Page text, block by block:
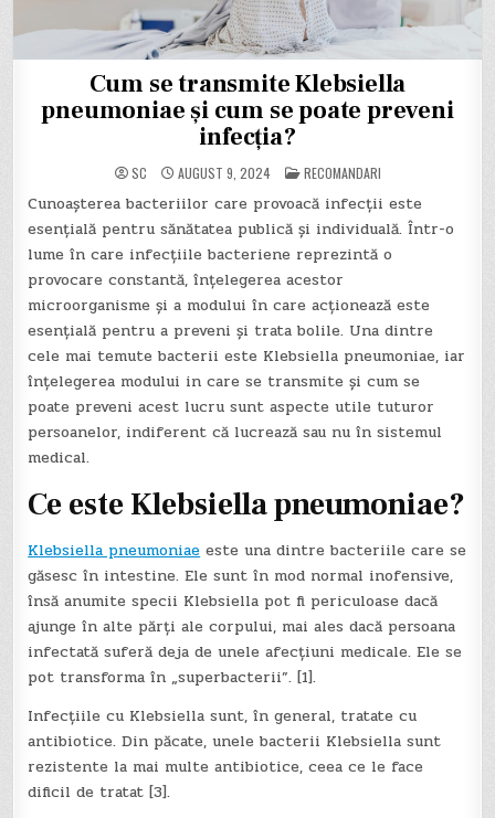
Cum se transmite Klebsiella
pneumoniae și cum se poate preveni
infecția?
SC AUGUST 9, 2024 POSTED
IN
RECOMANDARI
Cunoașterea bacteriilor care provoacă infecții este
esențială pentru sănătatea publică și individuală. Într-o
lume în care infecțiile bacteriene reprezintă o
provocare constantă, înțelegerea acestor
microorganisme și a modului în care acționează este
esențială pentru a preveni și trata bolile. Una dintre
cele mai temute bacterii este Klebsiella pneumoniae, iar
înțelegerea modului in care se transmite și cum se
poate preveni acest lucru sunt aspecte utile tuturor
persoanelor, indiferent că lucrează sau nu în sistemul
medical.
Ce este Klebsiella pneumoniae?
Klebsiella pneumoniaeeste una dintre bacteriile care se
găsesc în intestine. Ele sunt în mod normal inofensive,
însă anumite specii Klebsiella pot fi periculoase dacă
ajunge în alte părți ale corpului, mai ales dacă persoana
infectată suferă deja de unele afecțiuni medicale. Ele se
pot transforma în „superbacterii”. [1].
Infecțiile cu Klebsiella sunt, în general, tratate cu
antibiotice. Din păcate, unele bacterii Klebsiella sunt
rezistente la mai multe antibiotice, ceea ce le face
dificil de tratat [3].